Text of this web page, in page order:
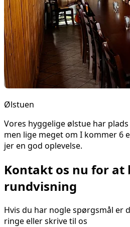
Ølstuen
Vores hyggelige ølstue har
men lige meget om I kommer 6
jer en god oplevelse.
Kontakt os nu for at
rundvisning
Hvis du har nogle spørgsmål er
ringe eller skrive til os